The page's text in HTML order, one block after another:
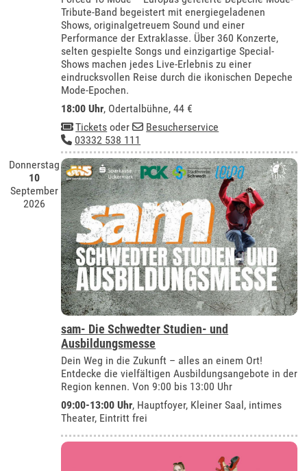
Tribute-Band begeistert mit energiegeladenen
Shows, originalgetreuem Sound und einer
Performance der Extraklasse. Über 360 Konzerte,
selten gespielte Songs und einzigartige Special-
Shows machen jedes Live-Erlebnis zu einer
eindrucksvollen Reise durch die ikonischen Depeche
Mode-Epochen.
18:00 Uhr, Odertalbühne, 44 €
Tickets oder
Besucherservice
03332 538 111
Donnerstag
10
September
2026
sam- Die Schwedter Studien- und
Ausbildungsmesse
Dein Weg in die Zukunft – alles an einem Ort!
Entdecke die vielfältigen Ausbildungsangebote in der
Region kennen. Von 9:00 bis 13:00 Uhr
09:00-13:00 Uhr, Hauptfoyer, Kleiner Saal, intimes
Theater, Eintritt frei